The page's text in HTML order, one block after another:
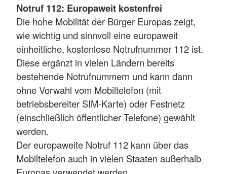
Notruf 112: Europaweit kostenfrei
Die hohe Mobilität der Bürger Europas zeigt,
wie wichtig und sinnvoll eine europaweit
einheitliche, kostenlose Notrufnummer 112 ist.
Diese ergänzt in vielen Ländern bereits
bestehende Notrufnummern und kann dann
ohne Vorwahl vom Mobiltelefon (mit
betriebsbereiter SIM-Karte) oder Festnetz
(einschließlich öffentlicher Telefone) gewählt
werden.
Der europaweite Notruf 112 kann über das
Mobiltelefon auch in vielen Staaten außerhalb